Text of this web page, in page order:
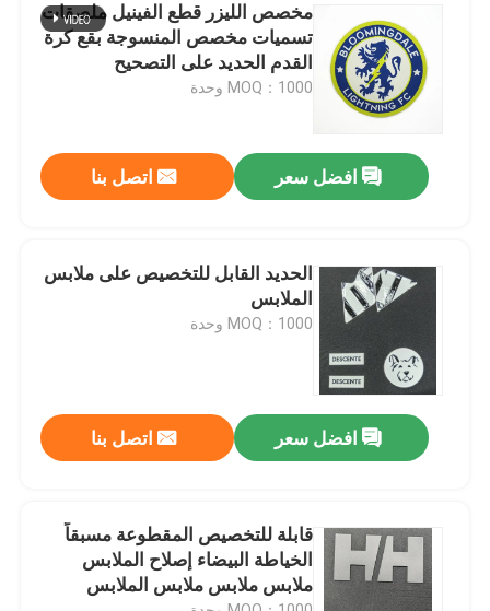
المنتجات
حول بنا
جولة في المعمل
أخبار
جميع القضايا
طلب اقتباس
نسيج عاكس
مخصص الليزر قطع الفينيل ملصقات
تسميات مخصص المنسوجة بقع كرة
القدم الحديد على التصحيح
MOQ：1000 وحدة
افضل سعر اتصل بنا
الحديد القابل للتخصيص على ملابس
الملابس
MOQ：1000 وحدة
افضل سعر اتصل بنا
قابلة للتخصيص المقطوعة مسبقاً
الخياطة البيضاء إصلاح الملابس
ملابس ملابس ملابس الملابس